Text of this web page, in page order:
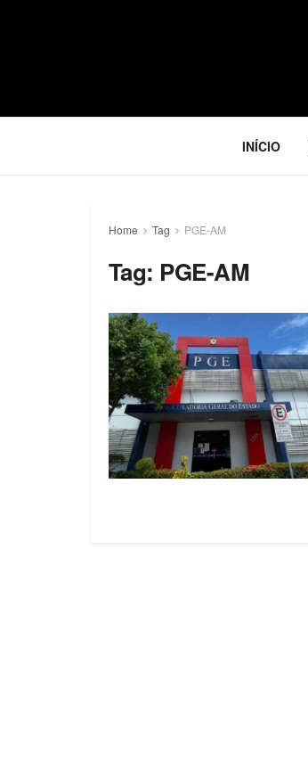
INÍCIO
Home Tag PGE-AM
Tag: PGE-AM